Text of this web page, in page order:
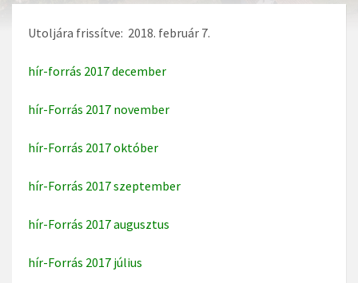
Utoljára frissítve: 2018. február 7.
hír-forrás 2017 december
hír-Forrás 2017 november
hír-Forrás 2017 október
hír-Forrás 2017 szeptember
hír-Forrás 2017 augusztus
hír-Forrás 2017 július